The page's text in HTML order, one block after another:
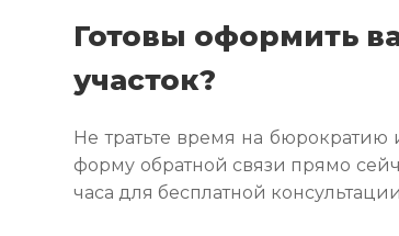
Готовы оформить
участок?
Не тратьте время на бюрократию
форму обратной связи прямо
часа для бесплатной